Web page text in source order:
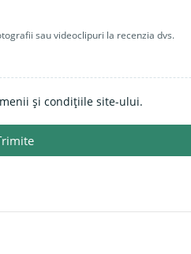
sau videoclipuri la recenzia dvs.
și condițiile site-ului.